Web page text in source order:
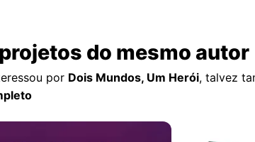
do mesmo autor
por Dois Mundos, Um Herói, talvez